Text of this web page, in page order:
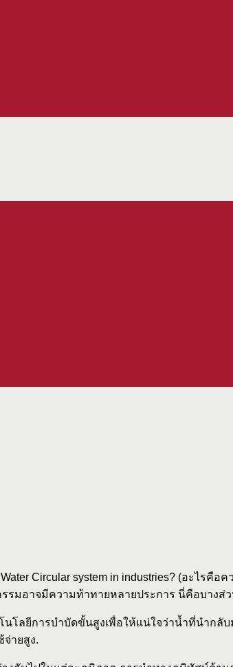
Water Circular system in industries? (อะไร
รมอาจมีความท้าทายหลายประการ นี่คือบางส่
นโลยีการบำบัดขั้นสูงเพื่อให้แน่ใจว่าน้ำที่นำก
ายสูง.